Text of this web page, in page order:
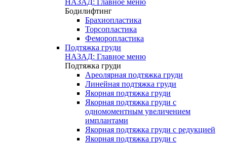
НАЗАД: Главное меню
Бодилифтинг
Брахиопластика
Торсопластика
Феморопластика
Подтяжка груди
НАЗАД: Главное меню
Подтяжка груди
Ареолярная подтяжка груди
Линейная подтяжка груди
Якорная подтяжка груди
Якорная подтяжка груди с
одномоментным увеличением
имплантами
Якорная подтяжка груди с редукцией
Якорная подтяжка груди с